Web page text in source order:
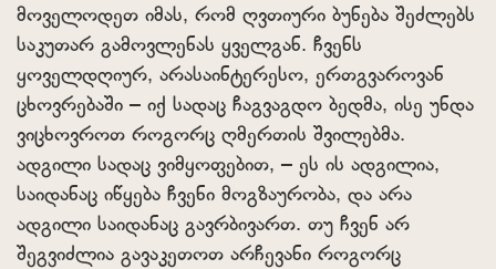
მოველოდეთ იმას, რომ ღვთიური ბუნება შეძლებს
საკუთარ გამოვლენას ყველგან. ჩვენს
ყოველდღიურ, არასაინტერესო, ერთგვაროვან
ცხოვრებაში – იქ სადაც ჩაგვაგდო ბედმა, ისე უნდა
ვიცხოვროთ როგორც ღმერთის შვილებმა.
ადგილი სადაც ვიმყოფებით, – ეს ის ადგილია,
საიდანაც იწყება ჩვენი მოგზაურობა, და არა
ადგილი საიდანაც გავრბივართ. თუ ჩვენ არ
შეგვიძლია გავაკეთოთ არჩევანი როგორც